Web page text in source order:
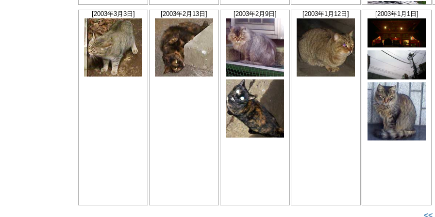
[2003年3月3日] [2003年2月13日] [2003年2月9日] [2003年1月12日] [2003年1月1日]
<<